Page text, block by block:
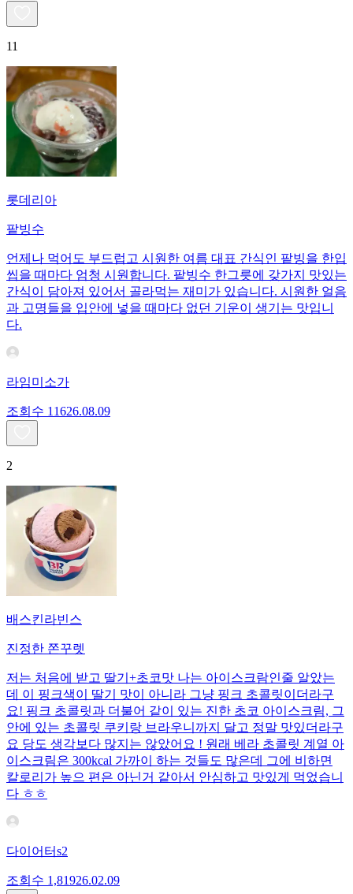
11
롯데리아
팥빙수
언제나 먹어도 부드럽고 시원한 여름 대표 간식인 팥빙을 한입
씹을 때마다 엄청 시원합니다. 팥빙수 한그릇에 갖가지 맛있는
간식이 담아져 있어서 골라먹는 재미가 있습니다. 시원한 얼음
과 고명들을 입안에 넣을 때마다 없던 기운이 생기는 맛입니
다.
라임미소가
조회수 11626.08.09
2
배스킨라빈스
진정한 쫀꾸렛
저는 처음에 받고 딸기+초코맛 나는 아이스크람인줄 알았는
데 이 핑크색이 딸기 맛이 아니라 그냥 핑크 초콜릿이더라구
요! 핑크 초콜릿과 더불어 같이 있는 진한 초코 아이스크림, 그
안에 있는 초콜릿 쿠키랑 브라우니까지 달고 정말 맛있더라구
요 당도 생각보다 많지는 않았어요 ! 원래 베라 초콜릿 계열 아
이스크림은 300kcal 가까이 하는 것들도 많은데 그에 비하면
칼로리가 높으 편은 아닌거 같아서 안심하고 맛있게 먹었습니
다 ㅎㅎ
다이어터s2
조회수 1,81926.02.09